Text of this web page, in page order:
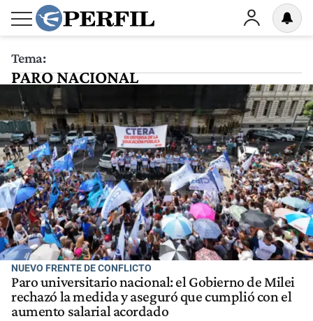
Tema:
PARO NACIONAL
NUEVO FRENTE DE CONFLICTO
Paro universitario nacional: el Gobierno de Milei
rechazó la medida y aseguró que cumplió con el
aumento salarial acordado